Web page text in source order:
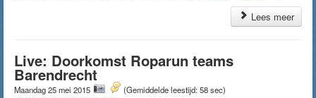
Lees meer
Live: Doorkomst Roparun teams
Barendrecht
Maandag 25 mei 2015 (Gemiddelde leestijd: 58 sec)